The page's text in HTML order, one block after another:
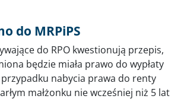
do MRPiPS
do RPO kwestionują przepis,
będzie miała prawo do wypłaty
nabycia prawa do renty
małżonku nie wcześniej niż 5 lat